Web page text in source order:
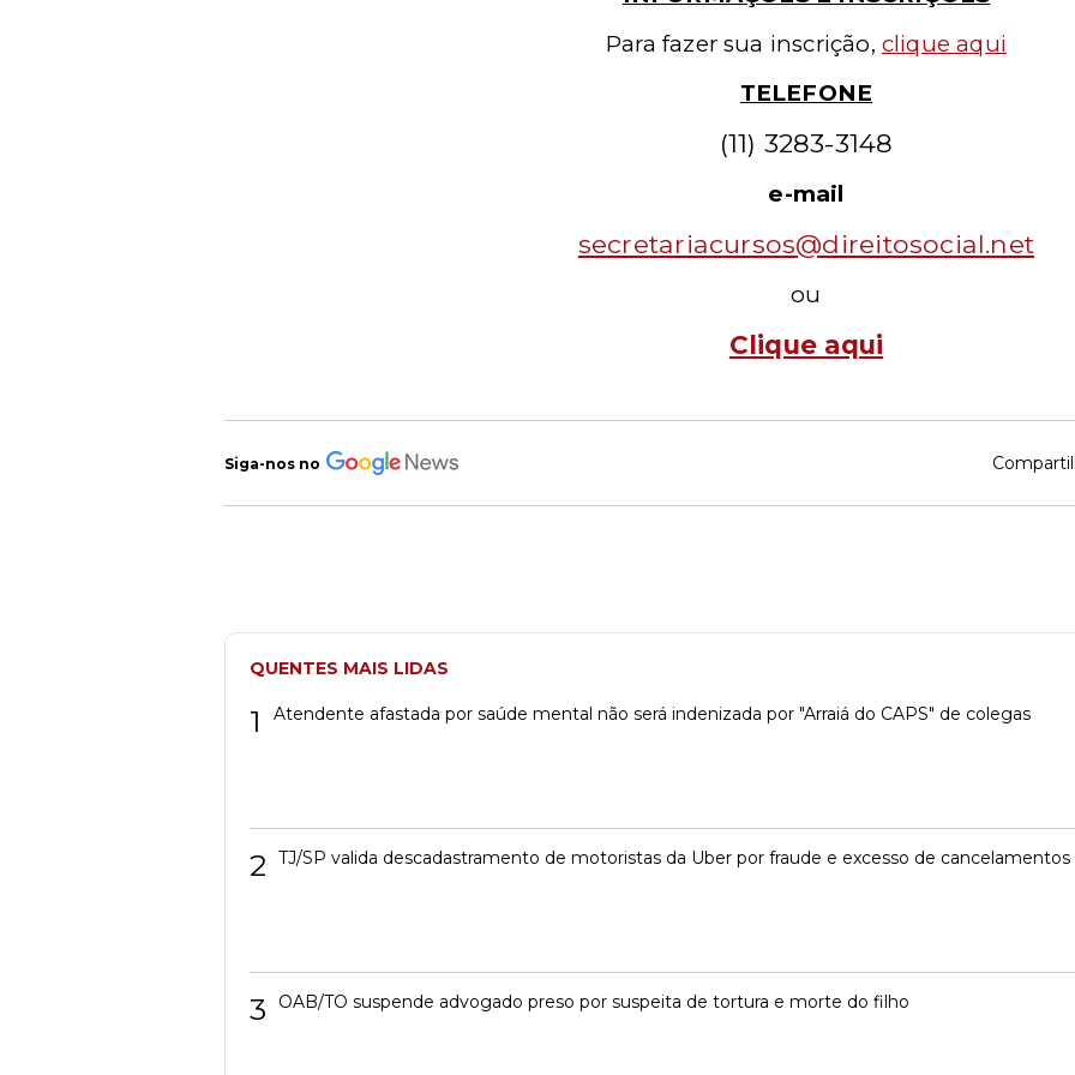
Para fazer sua inscrição, clique aqui
TELEFONE
(11) 3283-3148
e-mail
secretariacursos@direitosocial.net
ou
Clique aqui
Siga-nos no
QUENTES MAIS LIDAS
1 Atendente afastada por saúde mental não será indenizada por "Arraiá do CAPS" de colegas
2 TJ/SP valida descadastramento de motoristas da Uber por fraude e excesso de cancelamentos
3 OAB/TO suspende advogado preso por suspeita de tortura e morte do filho